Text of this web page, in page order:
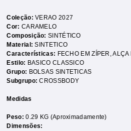
Coleção:VERAO 2027
Cor: CARAMELO
Composição:SINTÉTICO
Material:SINTETICO
Características: FECHO EM ZÍPER ,ALÇA
Estilo: BASICO CLASSICO
Grupo: BOLSAS SINTETICAS
Subgrupo:CROSSBODY
Medidas
Peso:0.29 KG (Aproximadamente)
Dimensões: